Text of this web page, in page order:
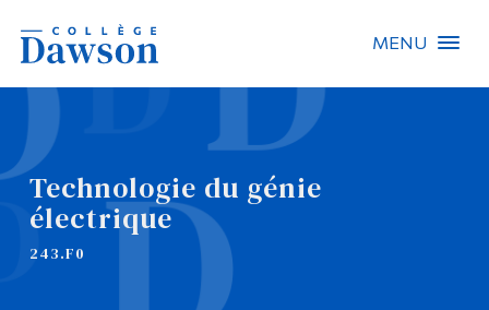
MENU
Technologie du génie
électrique
243.F0
Recherche sur le site
Recherche de personnes